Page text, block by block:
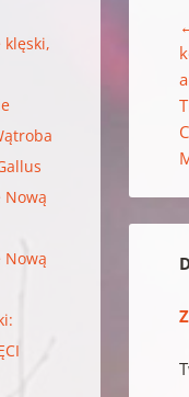
Nową
Nową